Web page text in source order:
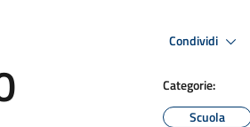
Condividi
Categorie:
Scuola